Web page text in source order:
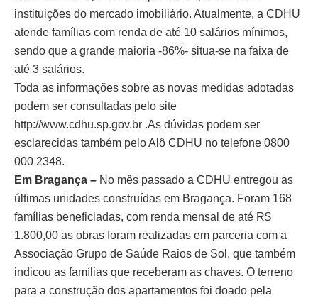
instituições do mercado imobiliário. Atualmente, a CDHU
atende famílias com renda de até 10 salários mínimos,
sendo que a grande maioria -86%- situa-se na faixa de
até 3 salários.
Toda as informações sobre as novas medidas adotadas
podem ser consultadas pelo site
http://www.cdhu.sp.gov.br .As dúvidas podem ser
esclarecidas também pelo Alô CDHU no telefone 0800
000 2348.
Em Bragança – No mês passado a CDHU entregou as
últimas unidades construídas em Bragança. Foram 168
famílias beneficiadas, com renda mensal de até R$
1.800,00 as obras foram realizadas em parceria com a
Associação Grupo de Saúde Raios de Sol, que também
indicou as famílias que receberam as chaves. O terreno
para a construção dos apartamentos foi doado pela